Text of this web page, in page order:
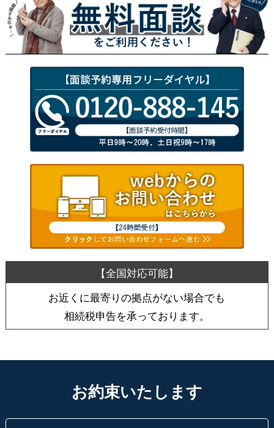
お近くに最寄りの拠点がない場合でも
相続税申告を承っております。
お約束いたします